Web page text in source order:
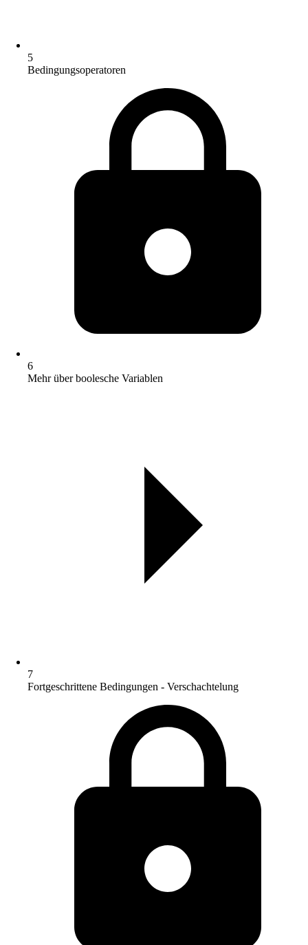
5
Bedingungsoperatoren
6
Mehr über boolesche Variablen
7
Fortgeschrittene Bedingungen - Verschachtelung